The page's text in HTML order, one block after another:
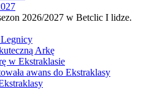
2026/2027 w Betclic I lidze.
Arkę
w Ekstraklasie
awans do Ekstraklasy